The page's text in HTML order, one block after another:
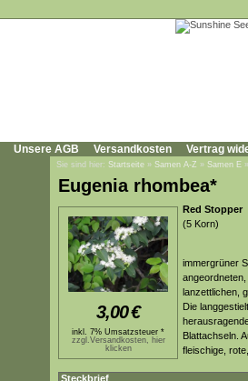
Unsere AGB Versandkosten Vertrag
Sie sind hier: Startseite » Samen A-Z » Samen E
Eugenia rhombea*
3,00€
inkl. 7% Umsatzsteuer *
zzgl.Versandkosten, hier
klicken
Red Stopper
(5 Korn)
immergrüner
lanzettlichen,
Die
Blattachseln.
fleischige,
Steckbrief